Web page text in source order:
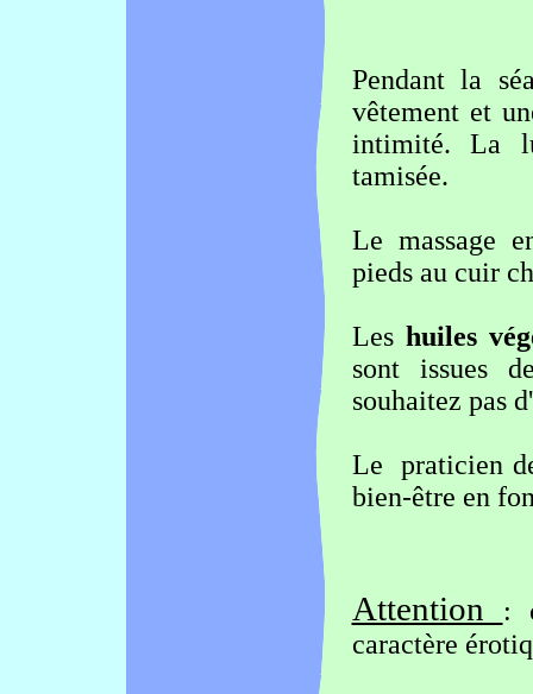
Pendant la
vêtement et
intimité. La
tamisée.
Le massage
pieds au cuir
Les huiles
sont issues
souhaitez pas
Le praticien
bien-être en
Attention
:
caractère